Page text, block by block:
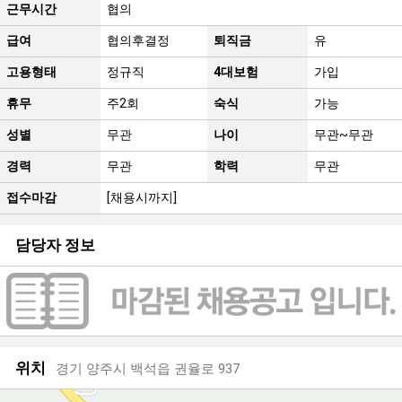
근무시간 협의
급여 협의후결정 퇴직금 유
고용형태 정규직 4대보험 가입
휴무 주2회 숙식 가능
성별 무관 나이 무관~무관
경력 무관 학력 무관
접수마감 [채용시까지]
담당자 정보
위치 경기 양주시 백석읍 권율로 937